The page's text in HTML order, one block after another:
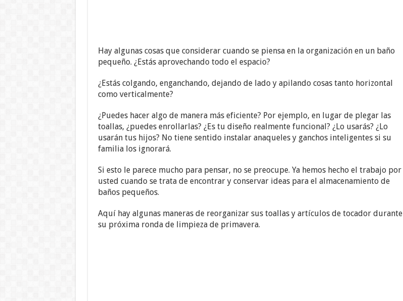
Hay algunas cosas que considerar cuando se piensa en la organización en un baño
pequeño. ¿Estás aprovechando todo el espacio?
¿Estás colgando, enganchando, dejando de lado y apilando cosas tanto horizontal
como verticalmente?
¿Puedes hacer algo de manera más eficiente? Por ejemplo, en lugar de plegar las
toallas, ¿puedes enrollarlas? ¿Es tu diseño realmente funcional? ¿Lo usarás? ¿Lo
usarán tus hijos? No tiene sentido instalar anaqueles y ganchos inteligentes si su
familia los ignorará.
Si esto le parece mucho para pensar, no se preocupe. Ya hemos hecho el trabajo por
usted cuando se trata de encontrar y conservar ideas para el almacenamiento de
baños pequeños.
Aquí hay algunas maneras de reorganizar sus toallas y artículos de tocador durante
su próxima ronda de limpieza de primavera.